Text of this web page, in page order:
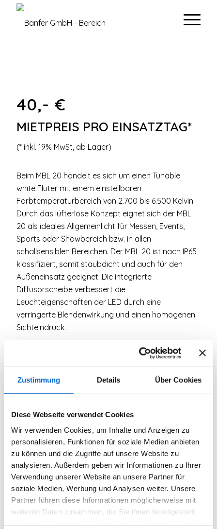
Zustimmung Details Über Cookies
Diese Webseite verwendet Cookies
Wir verwenden Cookies, um Inhalte und Anzeigen zu
personalisieren, Funktionen für soziale Medien anbieten
zu können und die Zugriffe auf unsere Website zu
analysieren. Außerdem geben wir Informationen zu Ihrer
Verwendung unserer Website an unsere Partner für
soziale Medien, Werbung und Analysen weiter. Unsere
Partner führen diese Informationen möglicherweise mit
weiteren Daten zusammen, die Sie ihnen bereitgestellt
40,- €
MIETPREIS PRO EINSATZTAG*
(* inkl. 19% MwSt, ab Lager)
Beim MBL 20 handelt es sich um einen Tunable
white Fluter mit einem einstellbaren
Farbtemperaturbereich von 2.700 bis 6.500 Kelvin.
Durch das lüfterlose Konzept eignet sich der MBL
20 als ideales Allgemeinlicht für Messen, Events,
Sports oder Showbereich bzw. in allen
schallsensiblen Bereichen. Der MBL 20 ist nach IP65
klassifiziert, somit staubdicht und auch für den
Außeneinsatz geeignet. Die integrierte
Diffusorscheibe verbessert die
Leuchteigenschaften der LED durch eine
verringerte Blendenwirkung und einen homogenen
Sichteindruck.
Besonders hervorzuheben sind die direkten
Wählschalter für Farbtemperatur und Helligkeit,
Farbtemperaturen und feste Helligkeitsstufen
einstellen lassen – optimal für einfache Plug&Play
Anwendungen. Für die Einbindung in Installationen
darüber individuell ansteuern. Für den Einsatz im
Video/TV-Bereich stehen wählbare PWM-
Frequenzen (bis 30 KHz) zur Verfügung. Der MBL20
verfügt über In/Out Anschlüsse für DMX und Strom
(Neutrik powerCON TRUE1), was den Auf- und
Abbau sehr erleichtert.